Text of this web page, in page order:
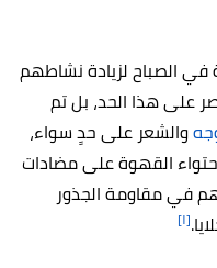
الصباح لزيادة نشاطهم
على هذا الحد، بل تم
والشعر على حدٍ سواء،
القهوة على مضادات
في مقاومة الجذور
[١]